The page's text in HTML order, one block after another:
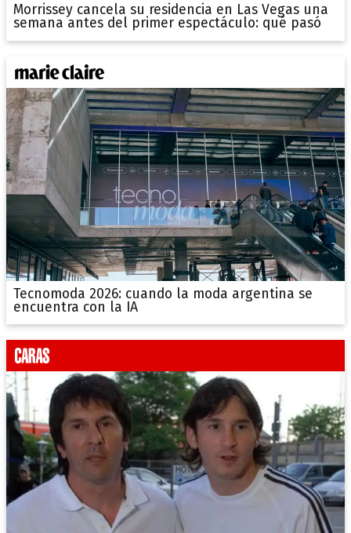
Morrissey cancela su residencia en Las Vegas una
semana antes del primer espectáculo: qué pasó
Tecnomoda 2026: cuando la moda argentina se
encuentra con la IA